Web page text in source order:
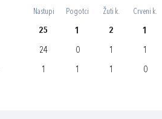
Nastupi Pogotci Žuti k. Crveni k.
25 1 2 1
24 0 1 1
1 1 1 0